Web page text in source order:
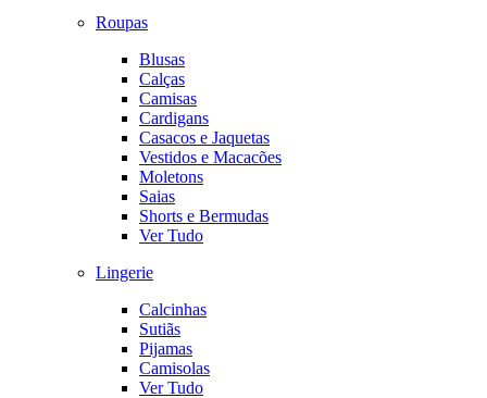
Roupas
Blusas
Calças
Camisas
Cardigans
Casacos e Jaquetas
Vestidos e Macacões
Moletons
Saias
Shorts e Bermudas
Ver Tudo
Lingerie
Calcinhas
Sutiãs
Pijamas
Camisolas
Ver Tudo